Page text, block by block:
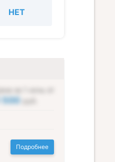
НЕТ
1 500
Подробнее